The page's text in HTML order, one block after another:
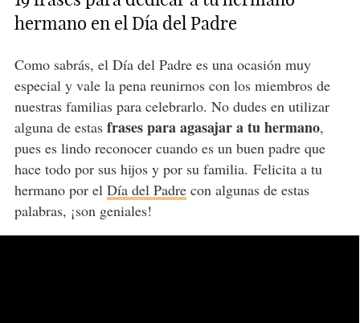
hermano en el Día del Padre
Como sabrás, el Día del Padre es una ocasión muy
especial y vale la pena reunirnos con los miembros de
nuestras familias para celebrarlo. No dudes en utilizar
alguna de estas frases para agasajar a tu hermano,
pues es lindo reconocer cuando es un buen padre que
hace todo por sus hijos y por su familia. Felicita a tu
hermano por el Día del Padrecon algunas de estas
palabras, ¡son geniales!